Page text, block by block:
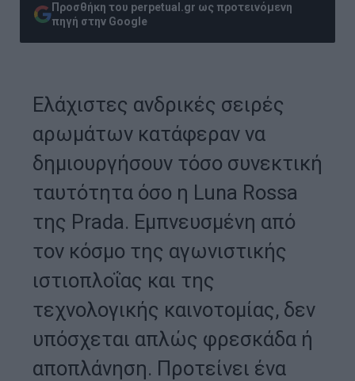
Προσθήκη του perpetual.gr ως προτεινόμενη
πηγή στην Google
Ελάχιστες ανδρικές σειρές
αρωμάτων κατάφεραν να
δημιουργήσουν τόσο συνεκτική
ταυτότητα όσο η Luna Rossa
της Prada. Εμπνευσμένη από
τον κόσμο της αγωνιστικής
ιστιοπλοΐας και της
τεχνολογικής καινοτομίας, δεν
υπόσχεται απλώς φρεσκάδα ή
αποπλάνηση. Προτείνει ένα